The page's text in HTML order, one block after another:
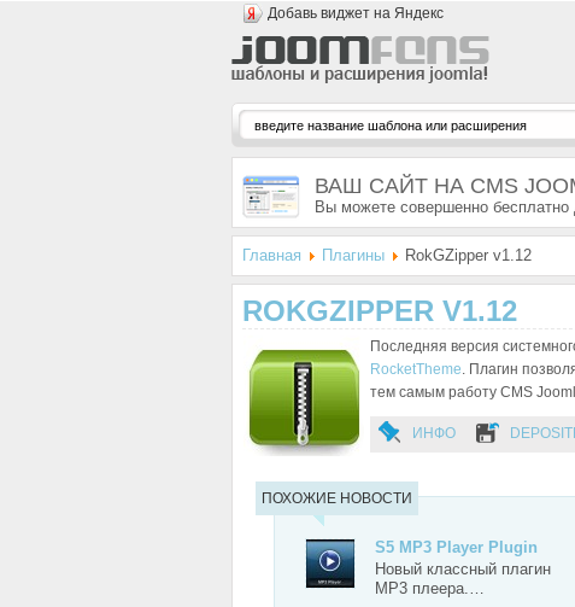
Добавь виджет на Яндекс
ВАШ САЙТ НА CMS
Вы можете совершенно
Главная Плагины RokGZipper v1.12
ROKGZIPPER V1.12
Последняя версия
RocketTheme. Плагин
тем самым работу CMS
ИНФО
ПОХОЖИЕ НОВОСТИ
S5 MP3 Player Plugin
Новый классный плагин
MP3 плеера.…